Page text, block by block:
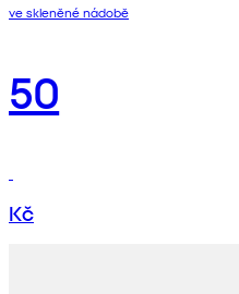
ve skleněné nádobě
50
Kč